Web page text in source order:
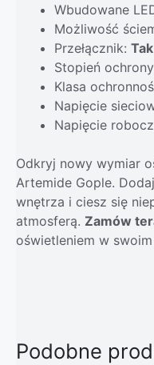
Wbudowane
Możliwość
Przełącznik: Tak
Stopień
Klasa
Napięcie
Napięcie
Odkryj nowy wymiar
Artemide Gople.
wnętrza i ciesz się
atmosferą. Zamów
oświetleniem w
Podobne